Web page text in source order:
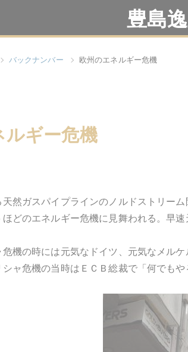
豊島
バックナンバー 欧州のエネルギー危機
ルギー危機
然ガスパイプラインのノルドストリー
どのエネルギー危機に見舞われる。早
機の時には元気なドイツ、元気なメル
ャ危機の当時はＥＣＢ総裁で「何でも